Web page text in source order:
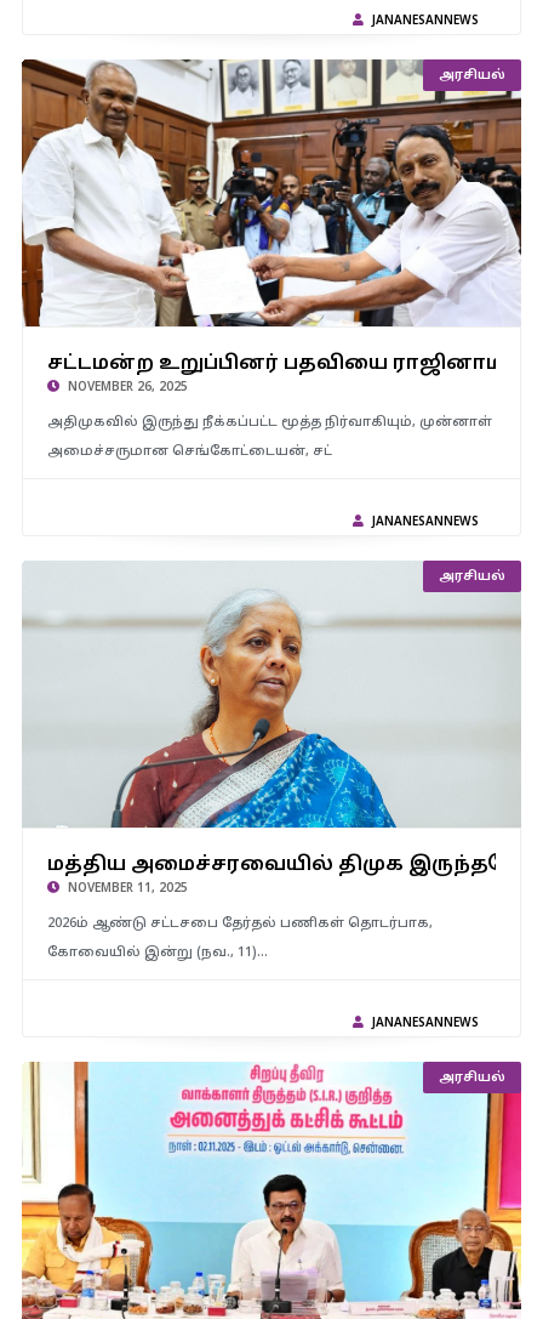
JANANESANNEWS
சட்டமன்ற உறுப்பினர் பதவியை ராஜினாமா செய்தார்
செங்கோட்டையன்..!
அரசியல்
சட்டமன்ற உறுப்பினர் பதவியை ராஜினாமா
NOVEMBER 26, 2025
அதிமுகவில் இருந்து நீக்கப்பட்ட மூத்த நிர்வாகியும், முன்னாள்
அமைச்சருமான செங்கோட்டையன், சட்
JANANESANNEWS
மத்திய அமைச்சரவையில் திமுக இருந்தபோதும் SIR நடந்துள்ளது –
மத்திய நிதியமைச்சர் நிர்மலா சீதாராமன் கேள்வி..?
அரசியல்
மத்திய அமைச்சரவையில் திமுக
NOVEMBER 11, 2025
2026ம் ஆண்டு சட்டசபை தேர்தல் பணிகள் தொடர்பாக,
கோவையில் இன்று (நவ., 11)…
JANANESANNEWS
அரசியல்